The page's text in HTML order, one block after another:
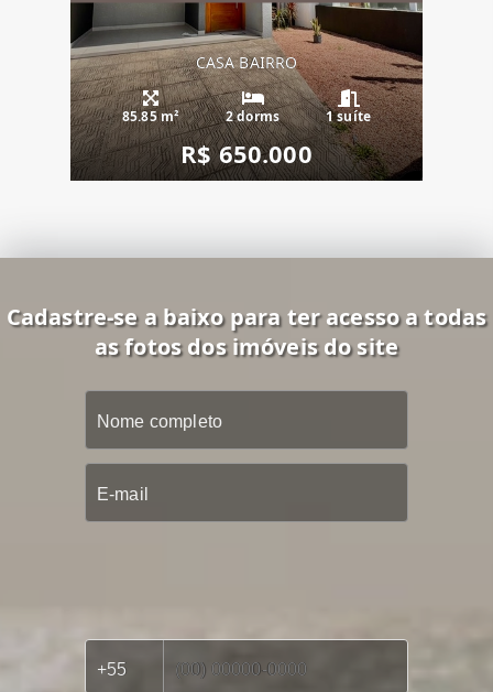
CASA BAIRRO
85.85 m² 2 dorms 1 suíte
R$ 650.000
Cadastre-se a baixo para ter acesso a todas
as fotos dos imóveis do site